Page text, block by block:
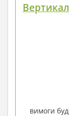
вимоги